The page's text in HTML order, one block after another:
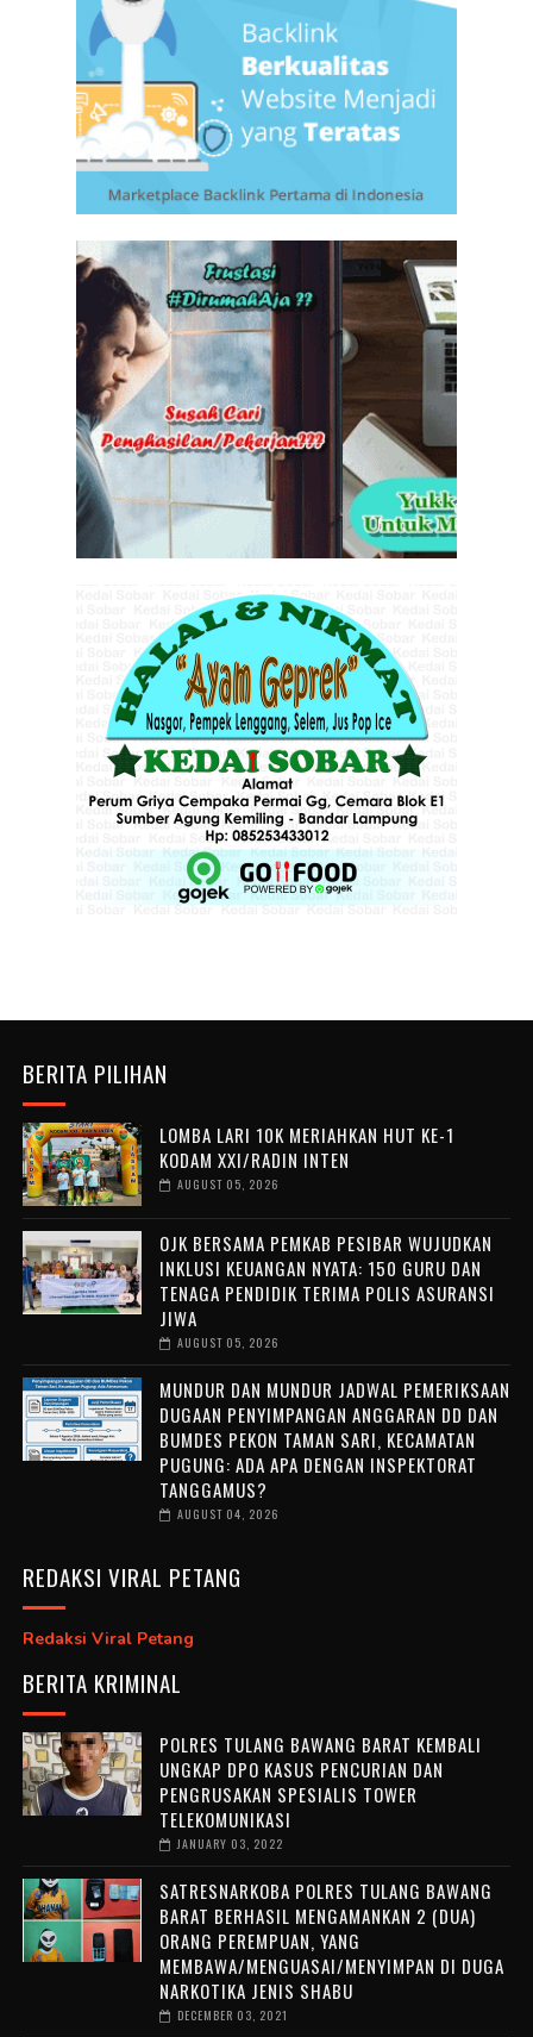
BERITA PILIHAN
LOMBA LARI 10K MERIAHKAN HUT KE-1
KODAM XXI/RADIN INTEN
AUGUST 05, 2026
OJK BERSAMA PEMKAB PESIBAR WUJUDKAN
INKLUSI KEUANGAN NYATA: 150 GURU DAN
TENAGA PENDIDIK TERIMA POLIS ASURANSI
JIWA
AUGUST 05, 2026
MUNDUR DAN MUNDUR JADWAL PEMERIKSAAN
DUGAAN PENYIMPANGAN ANGGARAN DD DAN
BUMDES PEKON TAMAN SARI, KECAMATAN
PUGUNG: ADA APA DENGAN INSPEKTORAT
TANGGAMUS?
AUGUST 04, 2026
REDAKSI VIRAL PETANG
Redaksi Viral Petang
BERITA KRIMINAL
POLRES TULANG BAWANG BARAT KEMBALI
UNGKAP DPO KASUS PENCURIAN DAN
PENGRUSAKAN SPESIALIS TOWER
TELEKOMUNIKASI
JANUARY 03, 2022
SATRESNARKOBA POLRES TULANG BAWANG
BARAT BERHASIL MENGAMANKAN 2 (DUA)
ORANG PEREMPUAN, YANG
MEMBAWA/MENGUASAI/MENYIMPAN DI DUGA
NARKOTIKA JENIS SHABU
DECEMBER 03, 2021